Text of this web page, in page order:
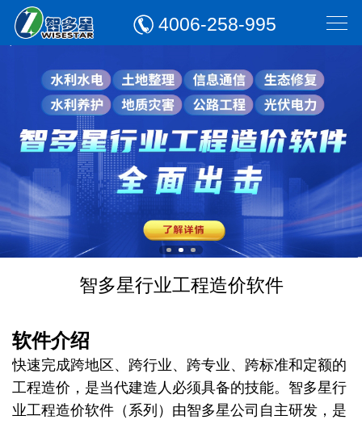
4006-258-995
智多星行业工程造价软件
软件介绍
快速完成跨地区、跨行业、跨专业、跨标准和定额的
工程造价，是当代建造人必须具备的技能。智多星行
业工程造价软件（系列）由智多星公司自主研发，是